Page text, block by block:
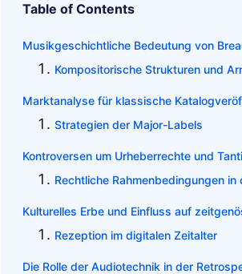
Table of Contents
Musikgeschichtliche Bedeutung von
Kompositorische Strukturen und
Marktanalyse für klassische
Strategien der Major-Labels
Kontroversen um Urheberrechte und
Rechtliche Rahmenbedingungen in
Kulturelles Erbe und Einfluss auf
Rezeption im digitalen Zeitalter
Die Rolle der Audiotechnik in der